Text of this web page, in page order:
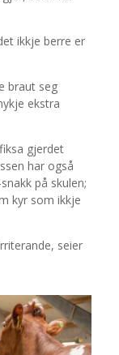
ikkje berre er
braut seg
ekstra
gjerdet
har også
på skulen;
kyr som ikkje
seier